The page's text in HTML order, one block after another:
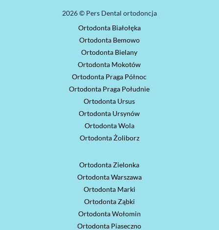
2026 © Pers Dental ortodoncja
Ortodonta Białołęka
Ortodonta Bemowo
Ortodonta Bielany
Ortodonta Mokotów
Ortodonta Praga Północ
Ortodonta Praga Południe
Ortodonta Ursus
Ortodonta Ursynów
Ortodonta Wola
Ortodonta Żoliborz
Ortodonta Zielonka
Ortodonta Warszawa
Ortodonta Marki
Ortodonta Ząbki
Ortodonta Wołomin
Ortodonta Piaseczno